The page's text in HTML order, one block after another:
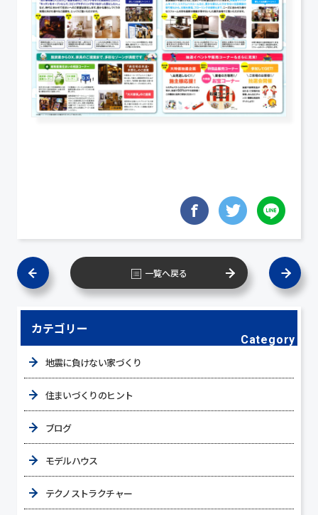
一覧へ戻る
カテゴリー
Category
地震に負けない家づくり
住まいづくりのヒント
ブログ
モデルハウス
テクノストラクチャー